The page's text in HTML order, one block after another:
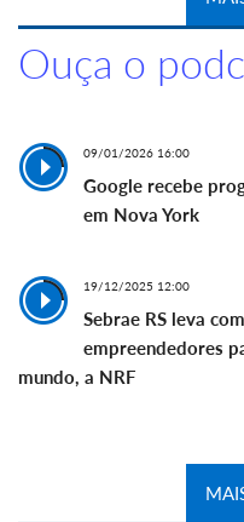
Ouça o
09/01/2026 16:00
Google recebe
em Nova York
19/12/2025 12:00
Sebrae RS leva
empreendedores
mundo, a NRF